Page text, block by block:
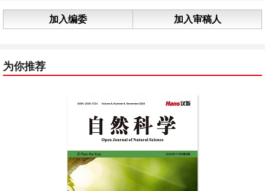
加入编委 加入审稿人
为你推荐